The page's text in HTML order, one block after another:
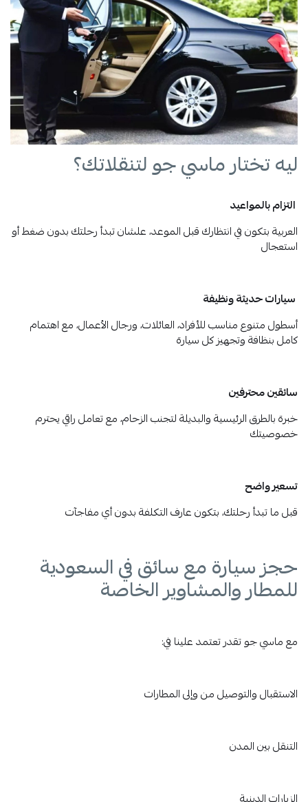
ليه تختار ماسي جو لتنقلاتك؟
التزام بالمواعيد
العربية بتكون في انتظارك قبل الموعد، علشان تبدأ رحلتك بدون ضغط أو
استعجال
سيارات حديثة ونظيفة
أسطول متنوع مناسب للأفراد، العائلات، ورجال الأعمال، مع اهتمام
كامل بنظافة وتجهيز كل سيارة
سائقين محترفين
خبرة بالطرق الرئيسية والبديلة لتجنب الزحام، مع تعامل راقي يحترم
خصوصيتك
تسعير واضح
قبل ما تبدأ رحلتك، بتكون عارف التكلفة بدون أي مفاجآت
حجز سيارة مع سائق في السعودية
للمطار والمشاوير الخاصة
مع ماسي جو تقدر تعتمد علينا في:
الاستقبال والتوصيل من وإلى المطارات
التنقل بين المدن